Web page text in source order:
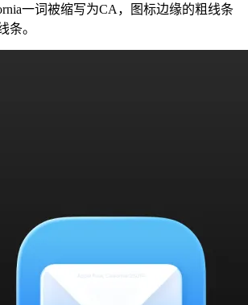
一词被缩写为CA，图标边缘的粗线条
条。